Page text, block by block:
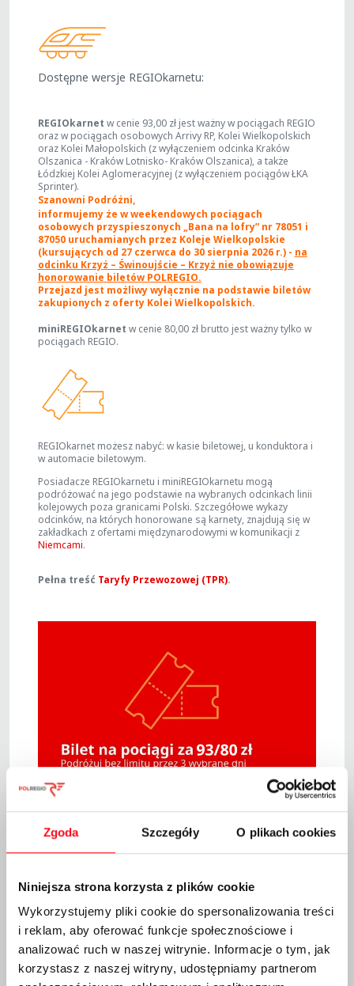
Zgoda Szczegóły O plikach cookies
Niniejsza strona korzysta z plików cookie
Wykorzystujemy pliki cookie do spersonalizowania treści
i reklam, aby oferować funkcje społecznościowe i
analizować ruch w naszej witrynie. Informacje o tym, jak
korzystasz z naszej witryny, udostępniamy partnerom
Dostępne wersje REGIOkarnetu:
REGIOkarnet w cenie 93,00 zł jest ważny w pociągach REGIO
oraz w pociągach osobowych Arrivy RP, Kolei Wielkopolskich
oraz Kolei Małopolskich (z wyłączeniem odcinka Kraków
Olszanica - Kraków Lotnisko- Kraków Olszanica), a także
Łódzkiej Kolei Aglomeracyjnej (z wyłączeniem pociągów ŁKA
Sprinter).
Szanowni Podróżni,
informujemy że w weekendowych pociągach
osobowych przyspieszonych „Bana na lofry” nr 78051 i
87050 uruchamianych przez Koleje Wielkopolskie
(kursujących od 27 czerwca do 30 sierpnia 2026 r.) - na
odcinku Krzyż – Świnoujście – Krzyż nie obowiązuje
honorowanie biletów POLREGIO.
Przejazd jest możliwy wyłącznie na podstawie biletów
zakupionych z oferty Kolei Wielkopolskich.
miniREGIOkarnet w cenie 80,00 zł brutto jest ważny tylko w
pociągach REGIO.
REGIOkarnet możesz nabyć: w kasie biletowej, u konduktora i
w automacie biletowym.
Posiadacze REGIOkarnetu i miniREGIOkarnetu mogą
podróżować na jego podstawie na wybranych odcinkach linii
kolejowych poza granicami Polski. Szczegółowe wykazy
odcinków, na których honorowane są karnety, znajdują się w
zakładkach z ofertami międzynarodowymi w komunikacji z
Niemcami.
Pełna treść Taryfy Przewozowej (TPR).
Inspiracje podróżnicze
Udostepnij
Tweetnij